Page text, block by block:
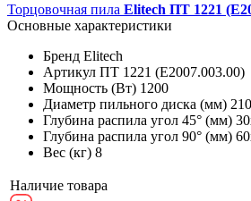
Торцовочная пила Elitech ПТ 1221
Основные характеристики
Бренд Elitech
Артикул ПТ 1221 (E2007.003.00)
Мощность (Вт) 1200
Диаметр пильного диска (мм) 210
Глубина распила угол 45° (мм)
Глубина распила угол 90° (мм)
Вес (кг) 8
Наличие товара